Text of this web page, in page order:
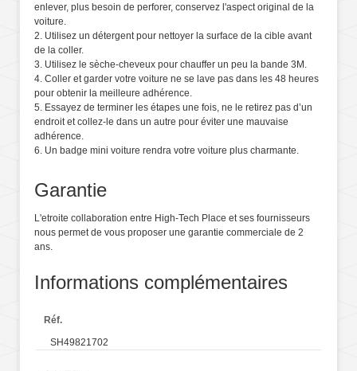
enlever, plus besoin de perforer, conservez l'aspect original de la
voiture.
2. Utilisez un détergent pour nettoyer la surface de la cible avant
de la coller.
3. Utilisez le sèche-cheveux pour chauffer un peu la bande 3M.
4. Coller et garder votre voiture ne se lave pas dans les 48 heures
pour obtenir la meilleure adhérence.
5. Essayez de terminer les étapes une fois, ne le retirez pas d’un
endroit et collez-le dans un autre pour éviter une mauvaise
adhérence.
6. Un badge mini voiture rendra votre voiture plus charmante.
Garantie
L'etroite collaboration entre High-Tech Place et ses fournisseurs
nous permet de vous proposer une garantie commerciale de 2
ans.
Informations complémentaires
Réf.
SH49821702